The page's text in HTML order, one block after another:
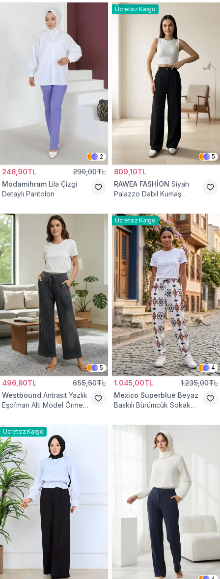
2
248,90TL 290,00TL
Modamihram Lila Çizgi
Detaylı Pantolon
Ücretsiz Kargo
5
809,10TL
RAWEA FASHİON Siyah
Palazzo Dabıl Kumaş
5
496,80TL 655,50TL
Westbound Antrasit Yazlık
Eşofman Altı Model Örme
Ücretsiz Kargo
4
1.045,00TL 1.235,00TL
Mexico Superblue Beyaz
Baskılı Bürümcük Sokak
Ücretsiz Kargo